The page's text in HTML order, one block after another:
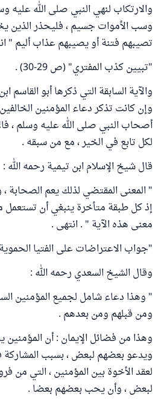
والارتكاب لنهي النبي صلى الله عليه
وسب الأموات جسيم ، فليحذر الذين
تصيبهم فتنة أو يصيبهم عذاب أليم "
"تبيين كذب المفتري" (ص 29-30) .
والآية السابقة التي ذكرها أبو القاسم
وإن كانت تذكر دعاء المؤمنين
أصحاب النبي صلى الله عليه وسلم ،
لكل تابع في الخير ، مع من سبقه .
قال شيخ الإسلام ابن تيمية رحمه الله :
" المعنى المقتضي لذلك يعم الصحابة ،
إذ كل طبقة متأخرة ينبغي أن تستعمل
معنى هذه الآية " . انتهى .
"جواب الاعتراضات على الفتيا الحموية"
وقال الشيخ السعدي رحمه الله :
" وهذا دعاء شامل لجميع المؤمنين
ومن قبلهم ومن بعدهم .
وهذا من فضائل الإيمان : أن
ويدعو بعضهم لبعض ، بسبب المشاركة
لعقد الأخوة بين المؤمنين ، التي من
لبعض ، وأن يحب بعضهم بعضا .